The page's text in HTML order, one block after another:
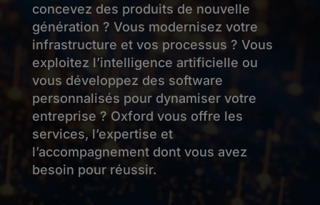
concevez des produits de nouvelle
génération ? Vous modernisez votre
infrastructure et vos processus ? Vous
exploitez l’intelligence artificielle ou
vous développez des software
personnalisés pour dynamiser votre
entreprise ? Oxford vous offre les
services, l’expertise et
l’accompagnement dont vous avez
besoin pour réussir.